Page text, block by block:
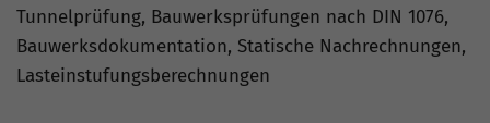
Tunnelprüfung, Bauwerksprüfungen nach DIN 1076,
Bauwerksdokumentation, Statische Nachrechnungen,
Lasteinstufungsberechnungen